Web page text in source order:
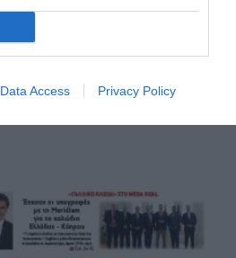
Data Access Privacy Policy